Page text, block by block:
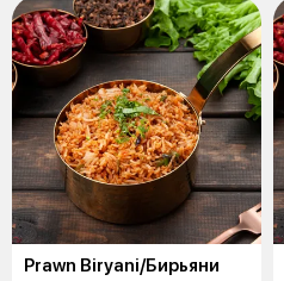
Prawn Biryani/Бирьяни